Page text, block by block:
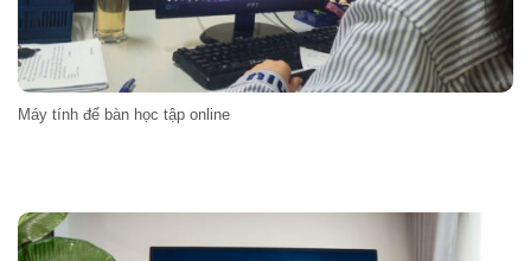
Máy tính để bàn học tập online